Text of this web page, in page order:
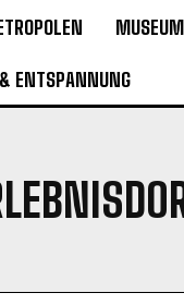
MUSEUM
ENTSPANNUNG